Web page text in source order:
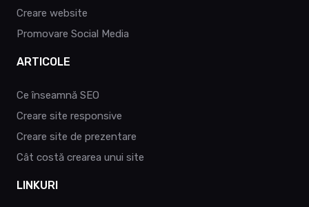
Creare website
Promovare Social Media
ARTICOLE
Ce înseamnă SEO
Creare site responsive
Creare site de prezentare
Cât costă crearea unui site
LINKURI